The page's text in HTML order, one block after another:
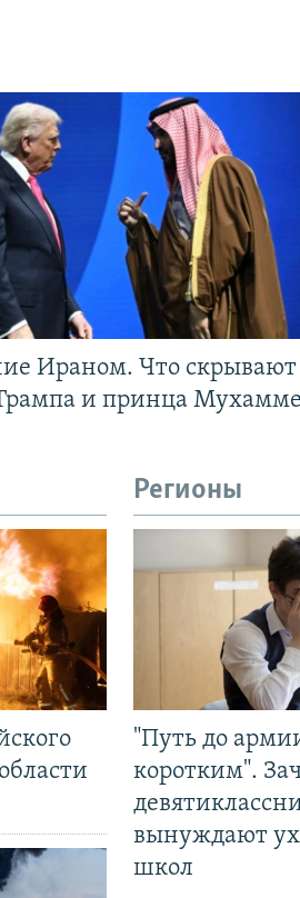
Ираном. Что скрывают
и принца
Регионы
"Путь до
коротким".
вынуждают
школ